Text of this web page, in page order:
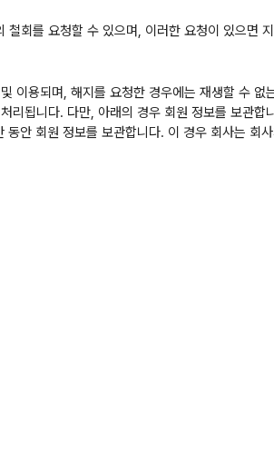
회를 요청할 수 있으며, 이러한 요청이 있으면
이용되며, 해지를 요청한 경우에는 재생할 수
리됩니다. 다만, 아래의 경우 회원 정보를 보관
안 회원 정보를 보관합니다. 이 경우 회사는 회